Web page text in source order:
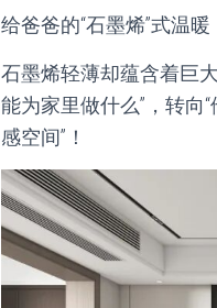
给爸爸的“石墨烯”式温暖
石墨烯轻薄却蕴含着巨
能为家里做什么”，转向
感空间”！